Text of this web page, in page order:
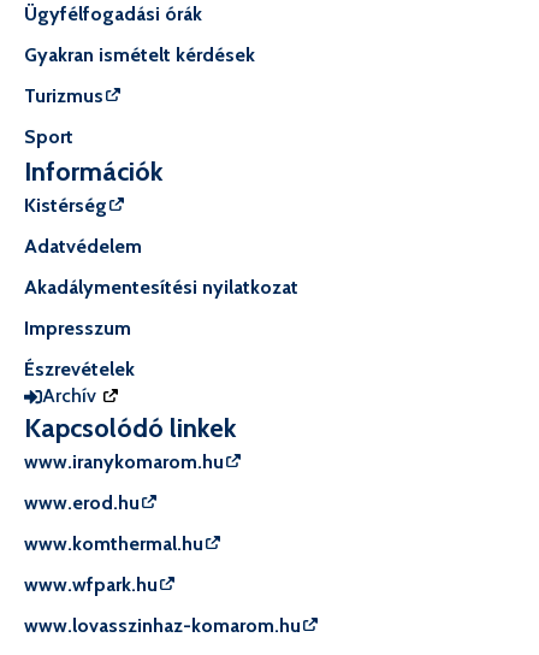
Ügyfélfogadási órák
Gyakran ismételt kérdések
Turizmus
Sport
Információk
Kistérség
Adatvédelem
Akadálymentesítési nyilatkozat
Impresszum
Észrevételek
Archív
Kapcsolódó linkek
www.iranykomarom.hu
www.erod.hu
www.komthermal.hu
www.wfpark.hu
www.lovasszinhaz-komarom.hu